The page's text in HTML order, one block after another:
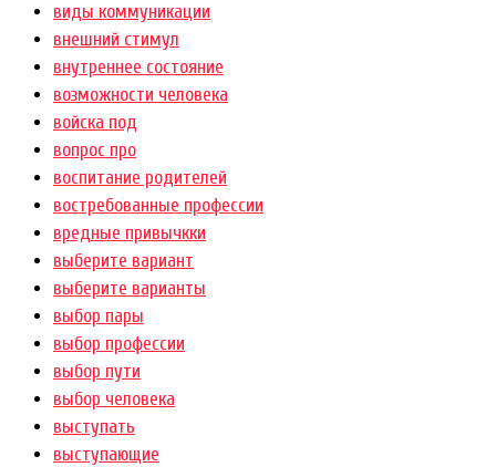
виды коммуникации
внешний стимул
внутреннее состояние
возможности человека
войска под
вопрос про
воспитание родителей
востребованные профессии
вредные привычкки
выберите вариант
выберите варианты
выбор пары
выбор профессии
выбор пути
выбор человека
выступать
выступающие